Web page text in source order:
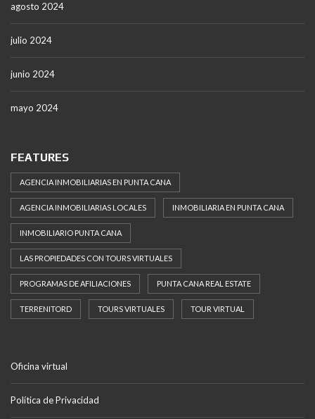
agosto 2024
julio 2024
junio 2024
mayo 2024
FEATURES
AGENCIA INMOBILIARIAS EN PUNTA CANA
AGENCIA INMOBILIARIAS LOCALES INMOBILIARIA EN PUNTA CANA
INMOBILIARIO PUNTA CANA
LAS PROPIEDADES CON TOURS VIRTUALES
PROGRAMAS DE AFILIACIONES PUNTA CANA REAL ESTATE
TERRENITORD TOURS VIRTUALES TOUR VIRTUAL
Oficina virtual
Política de Privacidad